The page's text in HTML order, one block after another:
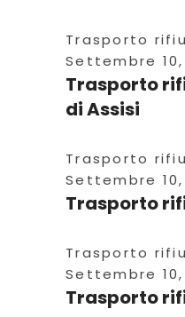
Trasporto
Settembre 10,
Trasporto
di Assisi
Trasporto
Settembre 10,
Trasporto
Trasporto
Settembre 10,
Trasporto